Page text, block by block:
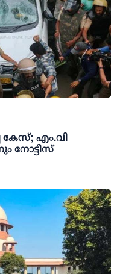
കേസ്; എം.വി
നോട്ടീസ്